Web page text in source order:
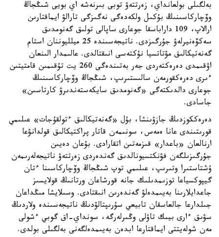
بەلگىلى بولعانداي، زەرتتەۋ توبى بىرنەشە اي بويى شىڭجاڭ
وۆچاركاسىنىڭ بۇكىل ولكەدەگى نەگىزگى تارالۋ ايماقتارىن
ارالاپ، 109 داراباسقا جوعارى ساپالى تولىق گەنومدىق
سەكۆەنيرلەۋ جۇرگىزدى. ناتيجەسىندە 25 ميلليوننان استام
گەنەتيكالىق مۋتاتسيا نۇكتەسى انىقتالدى. عالىمدار الىنعان
اۋقىمدى دەرەكتەردى جەر بەتىندەگى 260 يت تۇقىمىن قامتيتىن
ءىرى دەرەكقورمەن سالىستىرىپ، شىڭجاڭ وۆچاركاسىنىڭ
جوعارى دالدىكتەگى «گەنومدىق سايكەستەندىرۋ كارتاسىن»
جاسادى.
دەرەككوزدىڭ جازۋىنشا، بۇل «گەنەتيكالىق ءتولقۇجات» عىلىمي
قورىتىندى عانا ەمەس، سونىمەن قاتار پراكتيكالىق قولدانۋعا
ارنالعان «باعدار» قىزمەتىن اتقارادى. بۇعان دەيىن
جۇرگىزىلگەن فۋنكتسيونالدىق گەندەردى زەرتتەۋ ناتيجەلەرىمەن
ۇشتاستىرا وتىرىپ، عىلىمي توپ شىڭجاڭ وۆچاركاسىنا ءتان
گيپوكسياعا توزىمدىلىك جانە قورشاعان ورتانىڭ قولايسىز
جاعدايلارىنا بەيىمدەلۋ گەندەرىن انىقتادى. وسىلايشا مىڭداعان
جىلدارعا جالعاسقان تابيعي سۇرىپتالۋدىڭ ناتيجەسىندە ولاردىڭ
سۋىق ءارى بيىك تاۋلى وڭىرلەرگە، سونداي-اق گوبي ءشولى
مەن شولەيتتى ايماقتارعا ابدەن بەيىمدەلگەنى بەلگىلى بولدى.